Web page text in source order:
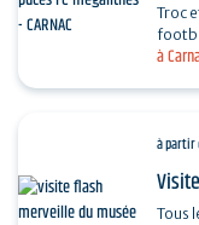
à
Troc
football
à partir
Tous